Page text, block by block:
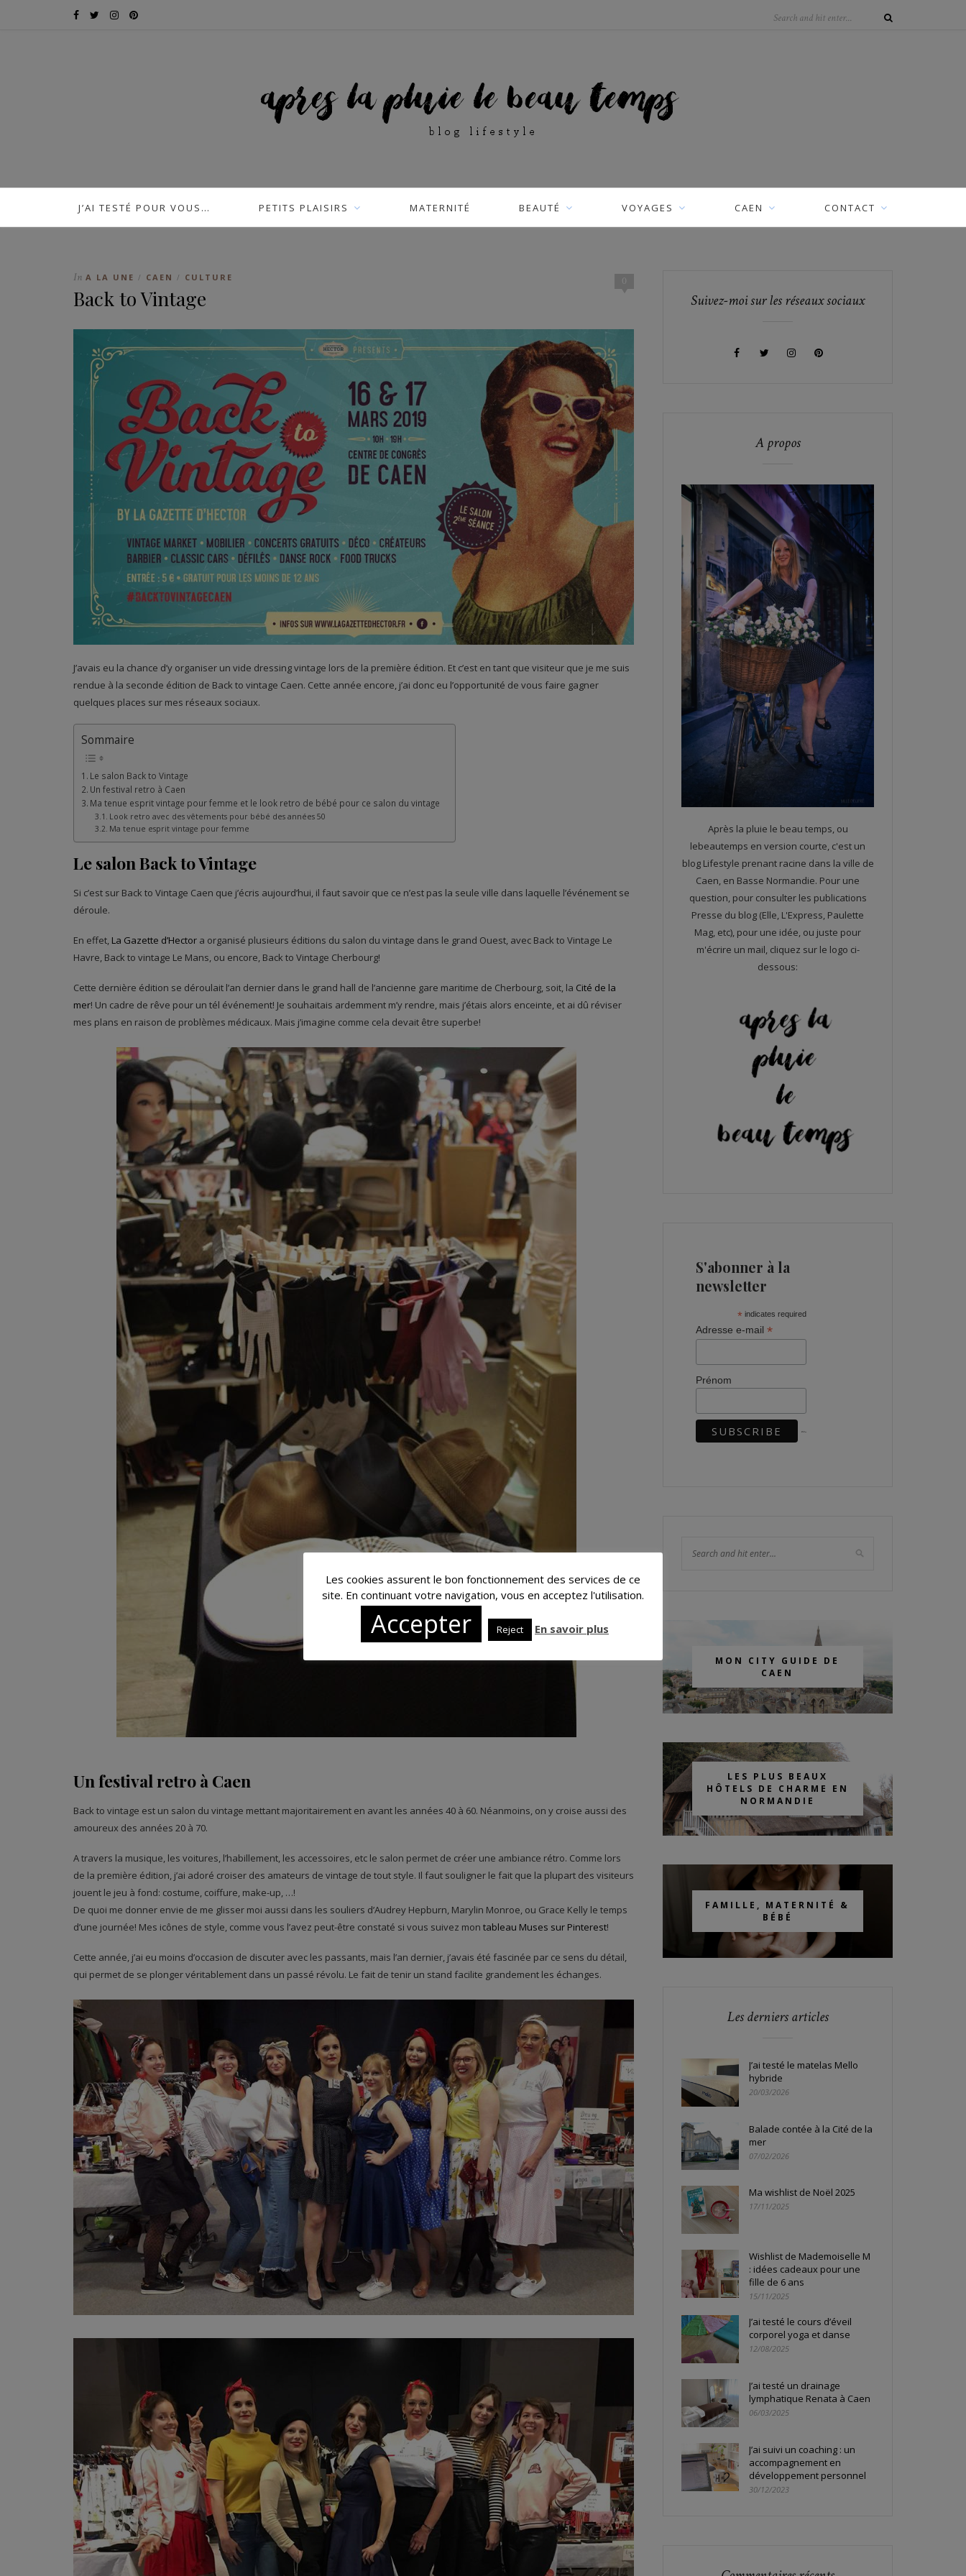
J’AI TESTÉ POUR VOUS… PETITS PLAISIRS MATERNITÉ BEAUTÉ VOYAGES CAEN CONTACT
0
In A LA UNE / CAEN / CULTURE
Back to Vintage
J’avais eu la chance d’y organiser un vide dressing vintage lors de la première édition. Et c’est en tant que visiteur que je me suis
rendue à la seconde édition de Back to vintage Caen. Cette année encore, j’ai donc eu l’opportunité de vous faire gagner
quelques places sur mes réseaux sociaux.
Sommaire
Le salon Back to Vintage
Un festival retro à Caen
Ma tenue esprit vintage pour femme et le look retro de bébé pour ce salon du vintage
Look retro avec des vêtements pour bébé des années 50
Ma tenue esprit vintage pour femme
Le salon Back to Vintage
Si c’est sur Back to Vintage Caen que j’écris aujourd’hui, il faut savoir que ce n’est pas la seule ville dans laquelle l’événement se
déroule.
En effet, La Gazette d’Hector a organisé plusieurs éditions du salon du vintage dans le grand Ouest, avec Back to Vintage Le
Havre, Back to vintage Le Mans, ou encore, Back to Vintage Cherbourg!
Cette dernière édition se déroulait l’an dernier dans le grand hall de l’ancienne gare maritime de Cherbourg, soit, la Cité de la
mer! Un cadre de rêve pour un tél événement! Je souhaitais ardemment m’y rendre, mais j’étais alors enceinte, et ai dû réviser
mes plans en raison de problèmes médicaux. Mais j’imagine comme cela devait être superbe!
Un festival retro à Caen
Back to vintage est un salon du vintage mettant majoritairement en avant les années 40 à 60. Néanmoins, on y croise aussi des
amoureux des années 20 à 70.
A travers la musique, les voitures, l’habillement, les accessoires, etc le salon permet de créer une ambiance rétro. Comme lors
de la première édition, j’ai adoré croiser des amateurs de vintage de tout style. Il faut souligner le fait que la plupart des visiteurs
jouent le jeu à fond: costume, coiffure, make-up, …!
De quoi me donner envie de me glisser moi aussi dans les souliers d’Audrey Hepburn, Marylin Monroe, ou Grace Kelly le temps
d’une journée! Mes icônes de style, comme vous l’avez peut-être constaté si vous suivez mon tableau Muses sur Pinterest!
Cette année, j’ai eu moins d’occasion de discuter avec les passants, mais l’an dernier, j’avais été fascinée par ce sens du détail,
qui permet de se plonger véritablement dans un passé révolu. Le fait de tenir un stand facilite grandement les échanges.
Suivez-moi sur les réseaux sociaux
A propos
Après la pluie le beau temps, ou
lebeautemps en version courte, c'est un
blog Lifestyle prenant racine dans la ville de
Caen, en Basse Normandie. Pour une
question, pour consulter les publications
Presse du blog (Elle, L'Express, Paulette
Mag, etc), pour une idée, ou juste pour
m'écrire un mail, cliquez sur le logo ci-
dessous:
S'abonner à la
newsletter
* indicates required
Adresse e-mail *
Prénom
MON CITY GUIDE DE
CAEN
LES PLUS BEAUX
HÔTELS DE CHARME EN
NORMANDIE
FAMILLE, MATERNITÉ &
BÉBÉ
Les derniers articles
J’ai testé le matelas Mello
hybride
20/03/2026
Balade contée à la Cité de la
mer
07/02/2026
Ma wishlist de Noël 2025
17/11/2025
Wishlist de Mademoiselle M
: idées cadeaux pour une
fille de 6 ans
15/11/2025
J’ai testé le cours d’éveil
corporel yoga et danse
12/08/2025
J’ai testé un drainage
lymphatique Renata à Caen
06/03/2025
J’ai suivi un coaching : un
accompagnement en
développement personnel
30/12/2023
Les cookies assurent le bon fonctionnement des services de ce
site. En continuant votre navigation, vous en acceptez l'utilisation.
Accepter Reject En savoir plus